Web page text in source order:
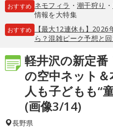
おすすめ ネモフィラ ・ 潮干狩り ・
情報を大特集
おすすめ
【最大12連休も】
ら？混雑ピーク予想と
軽井沢の新定番
の空中ネット
人も子どもも“
(画像3/14)
長野県